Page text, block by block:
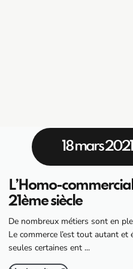
18 mars 2021
L’Homo-
21ème siècle
De nombreux métiers sont en
Le commerce l’est tout autant et
seules certaines ent ...